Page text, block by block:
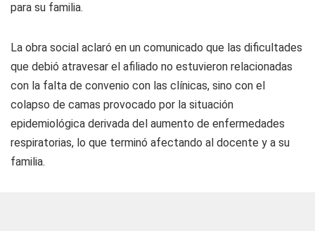
para su familia.
La obra social aclaró en un comunicado que las dificultades
que debió atravesar el afiliado no estuvieron relacionadas
con la falta de convenio con las clínicas, sino con el
colapso de camas provocado por la situación
epidemiológica derivada del aumento de enfermedades
respiratorias, lo que terminó afectando al docente y a su
familia.